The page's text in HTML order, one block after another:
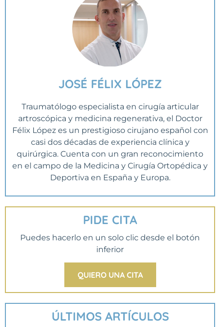
JOSÉ FÉLIX LÓPEZ
Traumatólogo especialista en cirugía articular
artroscópica y medicina regenerativa, el Doctor
Félix López es un prestigioso cirujano español con
casi dos décadas de experiencia clínica y
quirúrgica. Cuenta con un gran reconocimiento
en el campo de la Medicina y Cirugía Ortopédica y
Deportiva en España y Europa.
PIDE CITA
Puedes hacerlo en un solo clic desde el botón
inferior
QUIERO UNA CITA
ÚLTIMOS ARTÍCULOS